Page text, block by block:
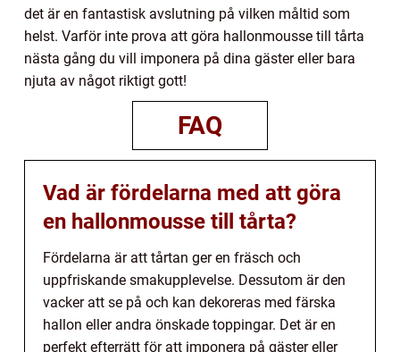
det är en fantastisk avslutning på vilken måltid som
helst. Varför inte prova att göra hallonmousse till tårta
nästa gång du vill imponera på dina gäster eller bara
njuta av något riktigt gott!
FAQ
Vad är fördelarna med att göra
en hallonmousse till tårta?
Fördelarna är att tårtan ger en fräsch och
uppfriskande smakupplevelse. Dessutom är den
vacker att se på och kan dekoreras med färska
hallon eller andra önskade toppingar. Det är en
perfekt efterrätt för att imponera på gäster eller